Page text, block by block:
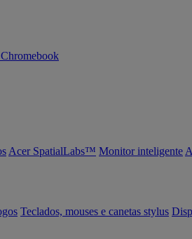
Acer SpatialLabs™ Monitor inteligente
Teclados, mouses e canetas stylus